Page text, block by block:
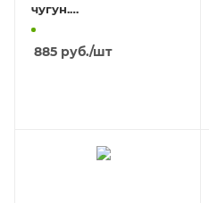
чугун.
конф.*155мм/1000Вт)
885 руб./шт